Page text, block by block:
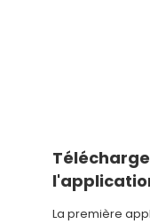
La première